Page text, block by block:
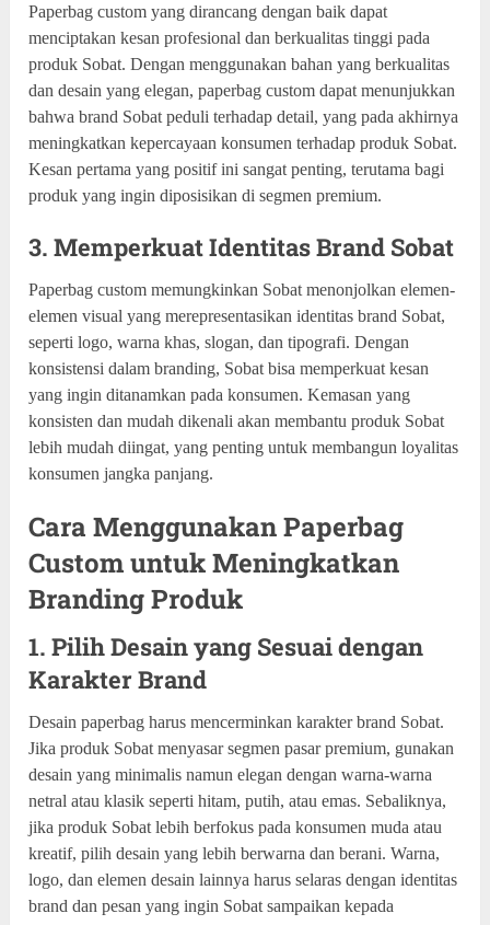
Paperbag custom yang dirancang dengan baik dapat
menciptakan kesan profesional dan berkualitas tinggi pada
produk Sobat. Dengan menggunakan bahan yang berkualitas
dan desain yang elegan, paperbag custom dapat menunjukkan
bahwa brand Sobat peduli terhadap detail, yang pada akhirnya
meningkatkan kepercayaan konsumen terhadap produk Sobat.
Kesan pertama yang positif ini sangat penting, terutama bagi
produk yang ingin diposisikan di segmen premium.
3. Memperkuat Identitas Brand Sobat
Paperbag custom memungkinkan Sobat menonjolkan elemen-
elemen visual yang merepresentasikan identitas brand Sobat,
seperti logo, warna khas, slogan, dan tipografi. Dengan
konsistensi dalam branding, Sobat bisa memperkuat kesan
yang ingin ditanamkan pada konsumen. Kemasan yang
konsisten dan mudah dikenali akan membantu produk Sobat
lebih mudah diingat, yang penting untuk membangun loyalitas
konsumen jangka panjang.
Cara Menggunakan Paperbag
Custom untuk Meningkatkan
Branding Produk
1. Pilih Desain yang Sesuai dengan
Karakter Brand
Desain paperbag harus mencerminkan karakter brand Sobat.
Jika produk Sobat menyasar segmen pasar premium, gunakan
desain yang minimalis namun elegan dengan warna-warna
netral atau klasik seperti hitam, putih, atau emas. Sebaliknya,
jika produk Sobat lebih berfokus pada konsumen muda atau
kreatif, pilih desain yang lebih berwarna dan berani. Warna,
logo, dan elemen desain lainnya harus selaras dengan identitas
brand dan pesan yang ingin Sobat sampaikan kepada